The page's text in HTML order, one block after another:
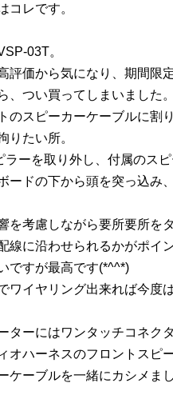
コレです。
03T。
評価から気になり、期間限
、つい買ってしまいました。
のスピーカーケーブルに割
りたい所。
ラーを取り外し、付属のス
ードの下から頭を突っ込み
を考慮しながら要所要所を
線に沿わせられるかがポイ
ですが最高です(*^^*)
ワイヤリング出来れば今度
ターにはワンタッチコネク
オハーネスのフロントスピ
ケーブルを一緒にカシメまし